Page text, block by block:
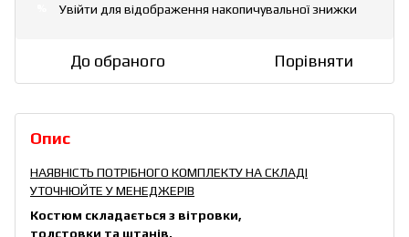
Увійти для відображення накопичувальної знижки
До обраного Порівняти
Опис
НАЯВНІСТЬ ПОТРІБНОГО КОМПЛЕКТУ НА СКЛАДІ
УТОЧНЮЙТЕ У МЕНЕДЖЕРІВ
Костюм складається з вітровки,
толстовки та штанів.